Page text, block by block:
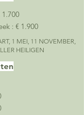
1.700
: € 1.900
1 MEI, 11 NOVEMBER,
HEILIGEN